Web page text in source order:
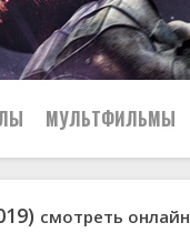
МУЛЬТФИЛЬМЫ
смотреть онлайн